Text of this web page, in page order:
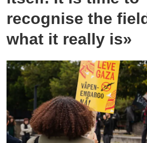
recognise the
what it really is»